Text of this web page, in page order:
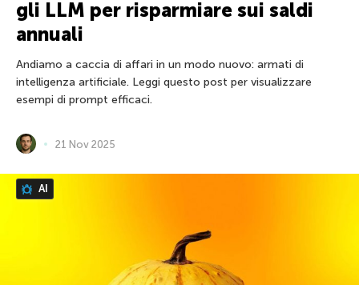
gli LLM per risparmiare sui saldi
annuali
Andiamo a caccia di affari in un modo nuovo: armati di
intelligenza artificiale. Leggi questo post per visualizzare
esempi di prompt efficaci.
21 Nov 2025
AI